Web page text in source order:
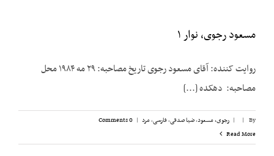
مسعود رجوی، نوار ۱
روایت کننده: آقای مسعود رجوی تاریخ مصاحبه: ۲۹ مه ۱۹۸۴ محل
مصاحبه: دهکده [...]
By
|
| رجوی، مسعود,ضیا صدقی,فارسی,مرد |
0 Comments
Read More